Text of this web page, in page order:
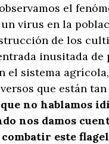
el
virus en la
de los
inusitada de
el sistema
que están tan
no hablamos
nos damos
este